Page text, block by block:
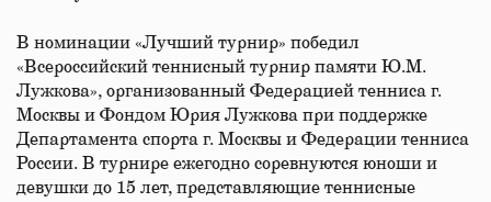
В номинации «Лучший турнир» победил
«Всероссийский теннисный турнир памяти Ю.М.
Лужкова», организованный Федерацией тенниса г.
Москвы и Фондом Юрия Лужкова при поддержке
Департамента спорта г. Москвы и Федерации тенниса
России. В турнире ежегодно соревнуются юноши и
девушки до 15 лет, представляющие теннисные